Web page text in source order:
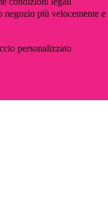
più velocemente e
personalizzato